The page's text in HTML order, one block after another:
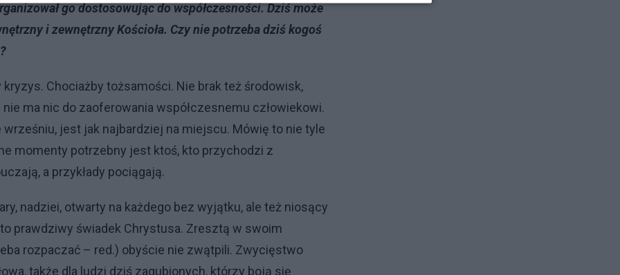
go dostosowując do współczesności. Dziś może
i zewnętrzny Kościoła. Czy nie potrzeba dziś kogoś
Chociażby tożsamości. Nie brak też środowisk,
ma nic do zaoferowania współczesnemu człowiekowi.
jest jak najbardziej na miejscu. Mówię to nie tyle
momenty potrzebny jest ktoś, kto przychodzi z
a przykłady pociągają.
nadziei, otwarty na każdego bez wyjątku, ale też niosący
prawdziwy świadek Chrystusa. Zresztą w swoim
rozpaczać – red.) obyście nie zwątpili. Zwycięstwo
także dla ludzi dziś zagubionych, którzy boją się